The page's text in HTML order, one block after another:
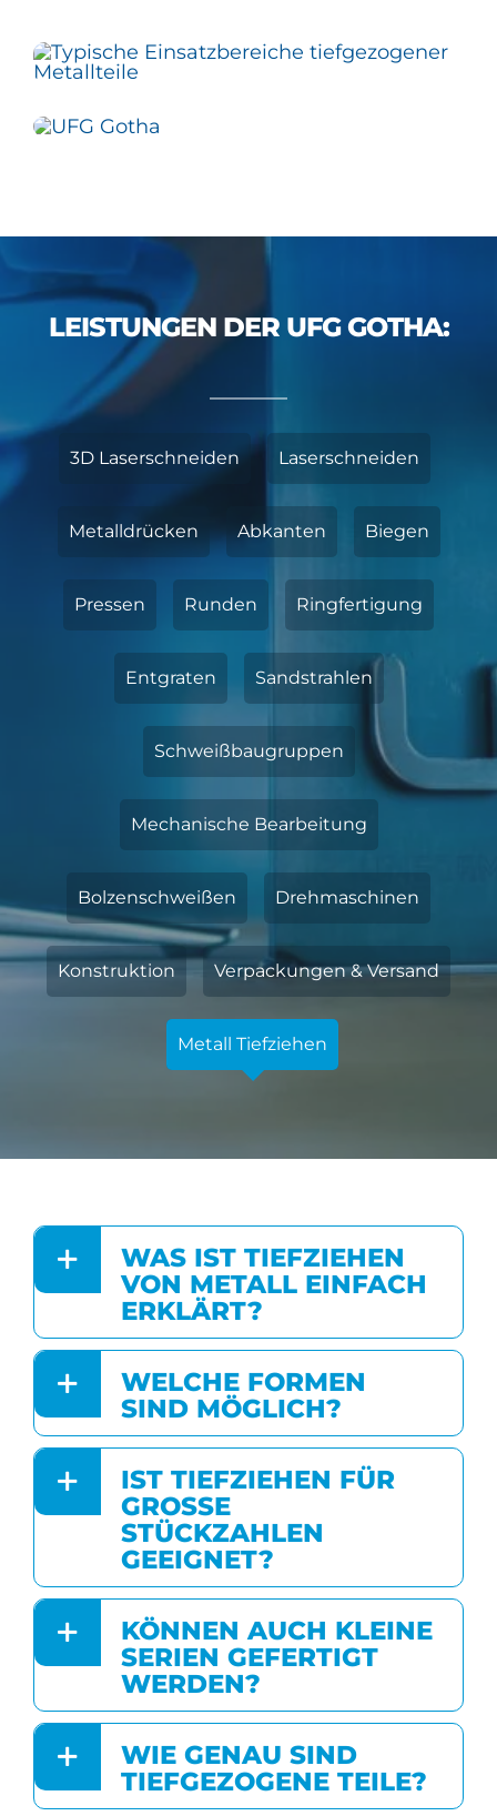
LEISTUNGEN DER UFG GOTHA:
3D Laserschneiden Laserschneiden
Metalldrücken Abkanten Biegen
Pressen Runden Ringfertigung
Entgraten Sandstrahlen
Schweißbaugruppen
Mechanische Bearbeitung
Bolzenschweißen Drehmaschinen
Konstruktion Verpackungen & Versand
Metall Tiefziehen
WAS IST TIEFZIEHEN
VON METALL EINFACH
ERKLÄRT?
WELCHE FORMEN
SIND MÖGLICH?
IST TIEFZIEHEN FÜR
GROSSE S
TÜCKZAHLEN G
EEIGNET?
KÖNNEN AUCH KLEINE
SERIEN GEFERTIGT
WERDEN?
WIE GENAU SIND
TIEFGEZOGENE TEILE?